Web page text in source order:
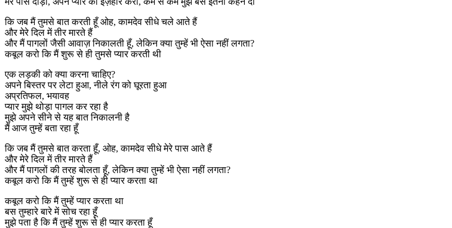
कि जब मैं तुमसे बात करती हूँ ओह, कामदेव सीधे चले आते हैं
और मेरे दिल में तीर मारते हैं
और मैं पागलों जैसी आवाज़ निकालती हूँ, लेकिन क्या तुम्हें भी ऐसा नहीं लगता?
कबूल करो कि मैं शुरू से ही तुमसे प्यार करती थी
एक लड़की को क्या करना चाहिए?
अपने बिस्तर पर लेटा हुआ, नीले रंग को घूरता हुआ
अप्रतिफल, भयावह
प्यार मुझे थोड़ा पागल कर रहा है
मुझे अपने सीने से यह बात निकालनी है
मैं आज तुम्हें बता रहा हूँ
कि जब मैं तुमसे बात करता हूँ, ओह, कामदेव सीधे मेरे पास आते हैं
और मेरे दिल में तीर मारते हैं
और मैं पागलों की तरह बोलता हूँ, लेकिन क्या तुम्हें भी ऐसा नहीं लगता?
कबूल करो कि मैं तुम्हें शुरू से ही प्यार करता था
कबूल करो कि मैं तुम्हें प्यार करता था
बस तुम्हारे बारे में सोच रहा हूँ
मुझे पता है कि मैं तुम्हें शुरू से ही प्यार करता हूँ